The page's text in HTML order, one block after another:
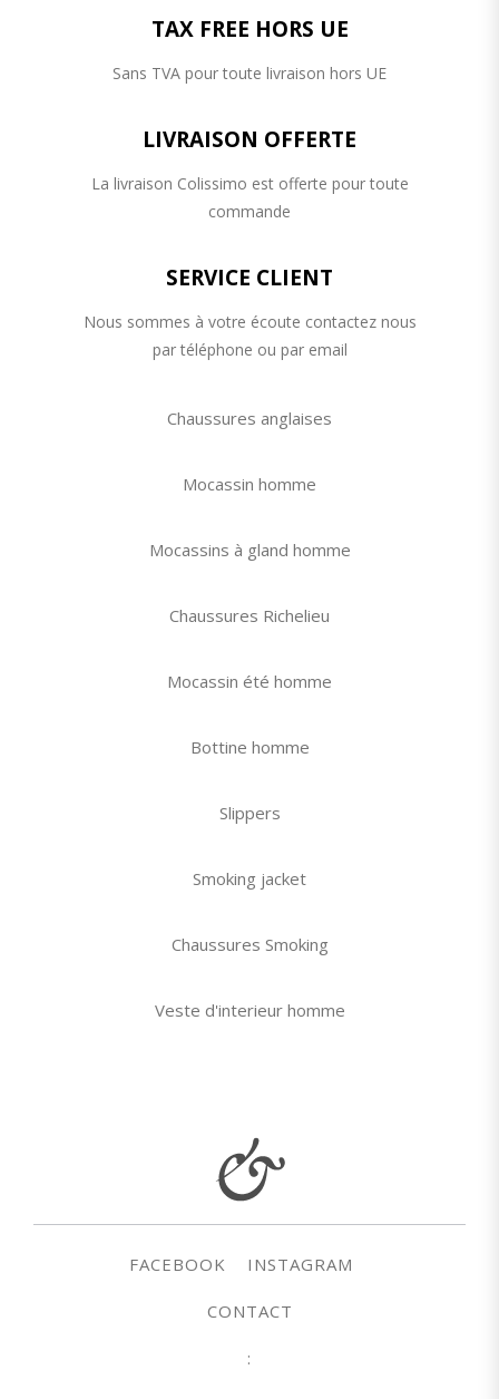
TAX FREE HORS UE
Sans TVA pour toute livraison hors UE
LIVRAISON OFFERTE
La livraison Colissimo est offerte pour toute
commande
SERVICE CLIENT
Nous sommes à votre écoute contactez nous
par téléphone ou par email
Chaussures anglaises
Mocassin homme
Mocassins à gland homme
Chaussures Richelieu
Mocassin été homme
Bottine homme
Slippers
Smoking jacket
Chaussures Smoking
Veste d'interieur homme
FACEBOOK INSTAGRAM
CONTACT
: